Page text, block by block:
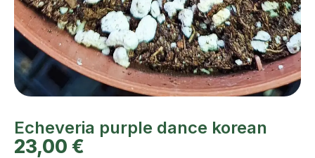
Echeveria purple dance korean
23,00 €